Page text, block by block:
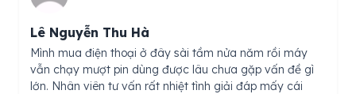
Lê Nguyễn Thu Hà
Mình mua điện thoại ở đây sài tầm nửa năm rồi máy
vẫn chạy mượt pin dùng được lâu chưa gặp vấn đề gì
lớn. Nhân viên tư vấn rất nhiệt tình giải đáp mấy cái